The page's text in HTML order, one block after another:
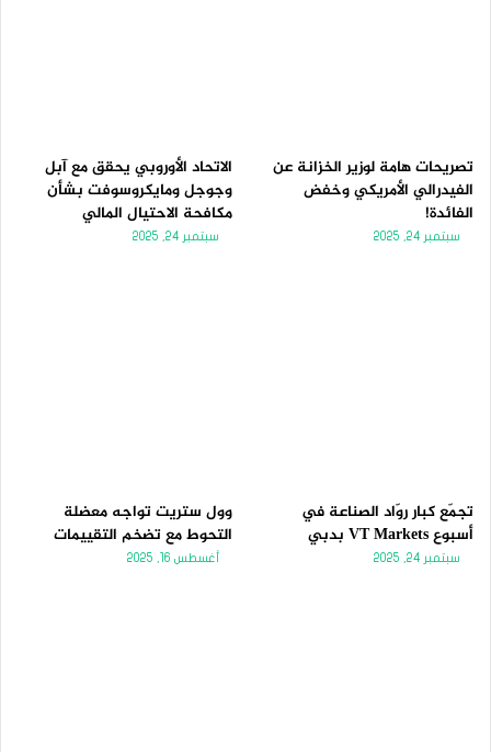
تصريحات هامة لوزير الخزانة عن
الفيدرالي الأمريكي وخفض
الفائدة!
سبتمبر 24, 2025
الاتحاد الأوروبي يحقق مع آبل
وجوجل ومايكروسوفت بشأن
مكافحة الاحتيال المالي
سبتمبر 24, 2025
تجمّع كبار روّاد الصناعة في
أسبوع VT Markets بدبي
سبتمبر 24, 2025
وول ستريت تواجه معضلة
التحوط مع تضخم التقييمات
أغسطس 16, 2025